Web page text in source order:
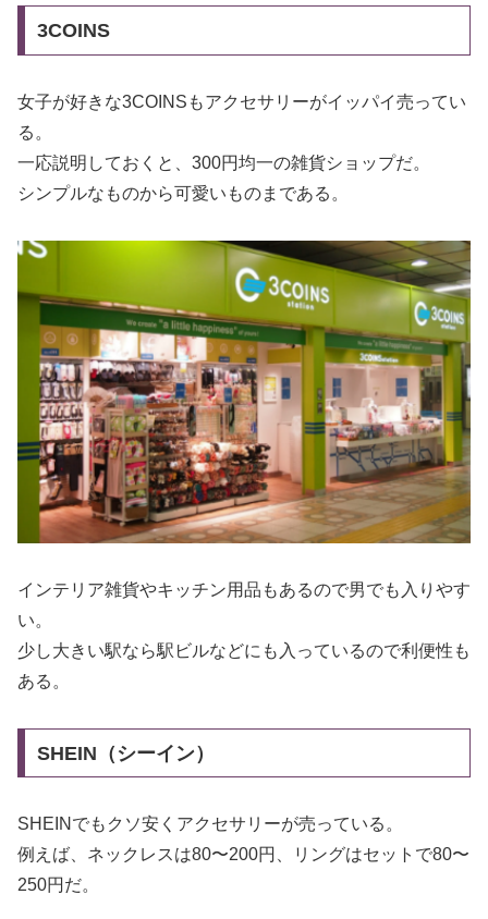
3COINS
女子が好きな3COINSもアクセサリーがイッパイ売ってい
る。
一応説明しておくと、300円均一の雑貨ショップだ。
シンプルなものから可愛いものまである。
インテリア雑貨やキッチン用品もあるので男でも入りやす
い。
少し大きい駅なら駅ビルなどにも入っているので利便性も
ある。
SHEIN（シーイン）
SHEINでもクソ安くアクセサリーが売っている。
例えば、ネックレスは80〜200円、リングはセットで80〜
250円だ。